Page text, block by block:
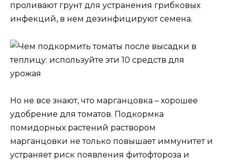
проливают грунт для устранения грибковых
инфекций, в нем дезинфицируют семена.
Но не все знают, что марганцовка – хорошее
удобрение для томатов. Подкормка
помидорных растений раствором
марганцовки не только повышает иммунитет и
устраняет риск появления фитофтороза и